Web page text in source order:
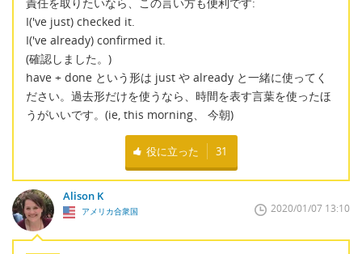
I('ve just) checked it.
I('ve already) confirmed it.
(確認しました。)
have + done という形は just や already と一緒に使ってく
ださい。過去形だけを使うなら、時間を表す言葉を使ったほ
うがいいです。(ie, this morning、 今朝)
役に立った 31
Alison K
アメリカ合衆国 2020/01/07 13:10